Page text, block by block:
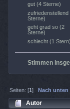
gut (4 Sterne)
zufriedenstellend
Sterne)
geht grad so (2
Sterne)
schlecht (1 Stern)
Stimmen
Seiten: [1]Nach unten
Autor